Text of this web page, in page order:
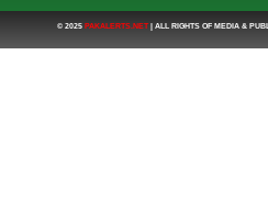
© 2025 PAKALERTS.NET| ALL RIGHTS OF MEDIA &